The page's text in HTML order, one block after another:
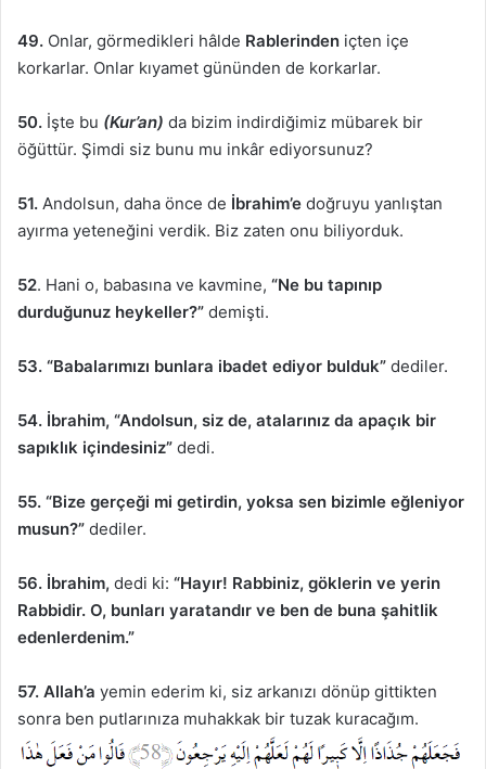
49. Onlar, görmedikleri hâlde Rablerinden içten içe
korkarlar. Onlar kıyamet gününden de korkarlar.
50. İşte bu (Kur’an) da bizim indirdiğimiz mübarek bir
öğüttür. Şimdi siz bunu mu inkâr ediyorsunuz?
51. Andolsun, daha önce de İbrahim’e doğruyu yanlıştan
ayırma yeteneğini verdik. Biz zaten onu biliyorduk.
52. Hani o, babasına ve kavmine, “Ne bu tapınıp
durduğunuz heykeller?” demişti.
53. “Babalarımızı bunlara ibadet ediyor bulduk” dediler.
54. İbrahim, “Andolsun, siz de, atalarınız da apaçık bir
sapıklık içindesiniz” dedi.
55. “Bize gerçeği mi getirdin, yoksa sen bizimle eğleniyor
musun?” dediler.
56. İbrahim, dedi ki: “Hayır! Rabbiniz, göklerin ve yerin
Rabbidir. O, bunları yaratandır ve ben de buna şahitlik
edenlerdenim.”
57. Allah’a yemin ederim ki, siz arkanızı dönüp gittikten
sonra ben putlarınıza muhakkak bir tuzak kuracağım.